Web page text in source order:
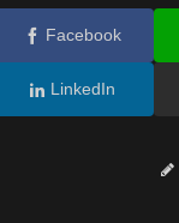
Facebook
LinkedIn